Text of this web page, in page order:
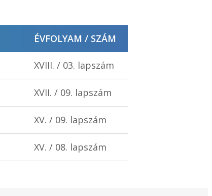
ÉVFOLYAM / SZÁM
XVIII. / 03. lapszám
XVII. / 09. lapszám
XV. / 09. lapszám
XV. / 08. lapszám